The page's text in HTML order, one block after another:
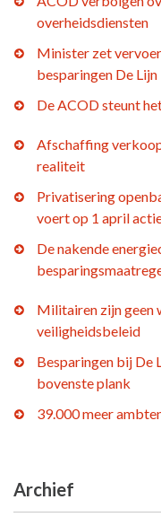
overheidsdiensten
Minister zet
besparingen De Lijn
De ACOD steunt
Afschaffing
realiteit
Privatisering
voert op 1 april
De nakende
Militairen zijn geen
veiligheidsbeleid
Besparingen bij De
bovenste plank
39.000 meer
Archief